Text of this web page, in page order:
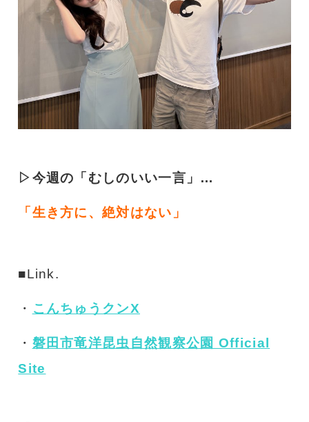
▷今週の「むしのいい一言」…
「生き方に、絶対はない」
■Link.
・ こんちゅうクンX
・ 磐田市竜洋昆虫自然観察公園 Official
Site